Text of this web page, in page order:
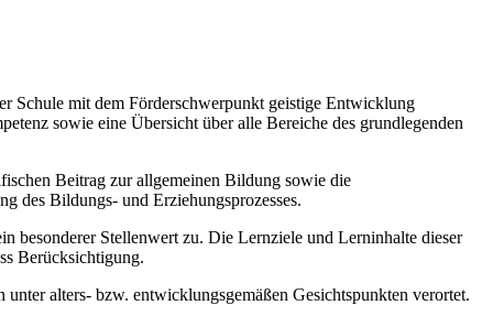
Schule mit dem Förderschwerpunkt geistige Entwicklung
sowie eine Übersicht über alle Bereiche des grundlegenden
Beitrag zur allgemeinen Bildung sowie die
des Bildungs- und Erziehungsprozesses.
besonderer Stellenwert zu. Die Lernziele und Lerninhalte dieser
Berücksichtigung.
alters- bzw. entwicklungsgemäßen Gesichtspunkten verortet.